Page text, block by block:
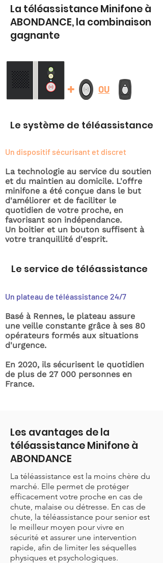
La téléassistance Minifone à
ABONDANCE, la combinaison
gagnante
+ OU
Le système de téléassistance
Un dispositif sécurisant et discret
La technologie au service du soutien
et du maintien au domicile. L'offre
minifone a été conçue dans le but
d'améliorer et de faciliter le
quotidien de votre proche, en
favorisant son indépendance.
Un boitier et un bouton suffisent à
votre tranquillité d'esprit.
Le service de téléassistance
Un plateau de téléassistance 24/7
Basé à Rennes, le plateau assure
une veille constante grâce à ses 80
opérateurs formés aux situations
d'urgence.
En 2020, ils sécurisent le quotidien
de plus de 27 000 personnes en
France.
Les avantages de la
téléassistance Minifone à
ABONDANCE
La téléassistance est la moins chère du
marché. Elle permet de protéger
efficacement votre proche en cas de
chute, malaise ou détresse. En cas de
chute, la téléassistance pour senior est
le meilleur moyen pour vivre en
sécurité et assurer une intervention
rapide, afin de limiter les séquelles
physiques et psychologiques.